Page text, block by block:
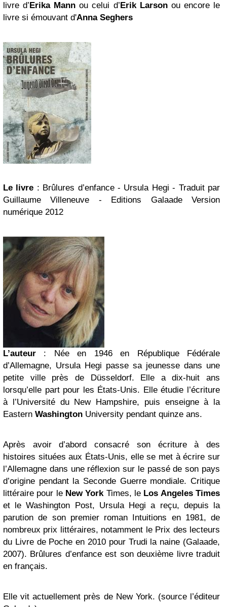
livre d’ Erika Mann ou celui d’ Erik Larsonou encore le
livre si émouvant d'Anna Seghers
Le livre : Brûlures d’enfance - Ursula Hegi - Traduit par
Guillaume Villeneuve - Editions Galaade Version
numérique 2012
L’auteur
: Née en 1946 en République Fédérale
d’Allemagne, Ursula Hegi passe sa jeunesse dans une
petite ville près de Düsseldorf. Elle a dix-huit ans
lorsqu’elle part pour les États-Unis. Elle étudie l’écriture
à l’Université du New Hampshire, puis enseigne à la
Eastern Washington University pendant quinze ans.
Après avoir d’abord consacré son écriture à des
histoires situées aux États-Unis, elle se met à écrire sur
l’Allemagne dans une réflexion sur le passé de son pays
d’origine pendant la Seconde Guerre mondiale. Critique
littéraire pour le New YorkTimes, le Los Angeles Times
et le Washington Post, Ursula Hegi a reçu, depuis la
parution de son premier roman Intuitions en 1981, de
nombreux prix littéraires, notamment le Prix des lecteurs
du Livre de Poche en 2010 pour Trudi la naine (Galaade,
2007). Brûlures d’enfance est son deuxième livre traduit
en français.
Elle vit actuellement près de New York. (source l’éditeur